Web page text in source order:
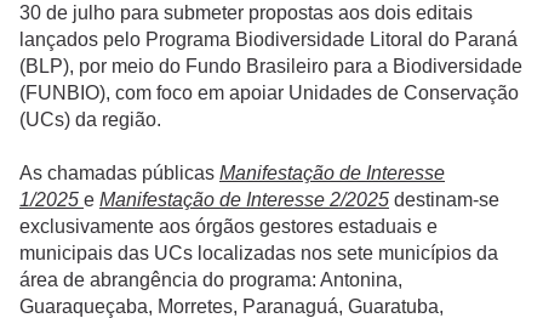
30 de julho para submeter propostas aos dois editais
lançados pelo Programa Biodiversidade Litoral do Paraná
(BLP), por meio do Fundo Brasileiro para a Biodiversidade
(FUNBIO), com foco em apoiar Unidades de Conservação
(UCs) da região.
As chamadas públicas Manifestação de Interesse
1/2025 e Manifestação de Interesse 2/2025 destinam-se
exclusivamente aos órgãos gestores estaduais e
municipais das UCs localizadas nos sete municípios da
área de abrangência do programa: Antonina,
Guaraqueçaba, Morretes, Paranaguá, Guaratuba,